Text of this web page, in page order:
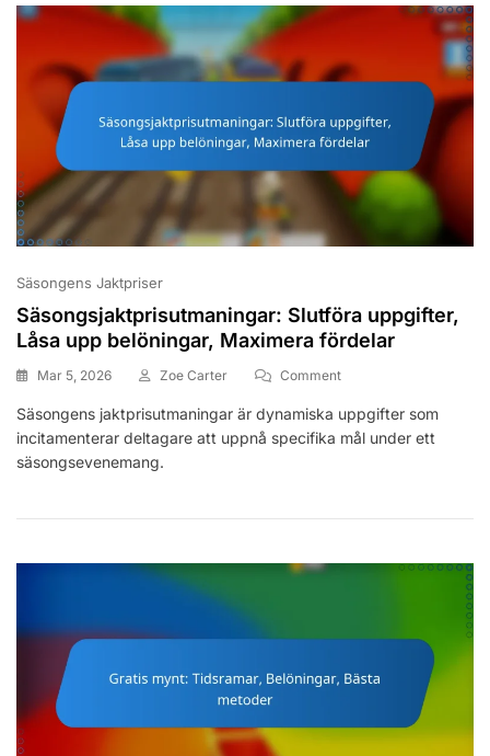
Säsongens Jaktpriser
Säsongsjaktprisutmaningar: Slutföra uppgifter,
Låsa upp belöningar, Maximera fördelar
Mar 5, 2026 Zoe Carter CommentOn
Slutföra
Uppgifter,
Maximera
Säsongens jaktprisutmaningar är dynamiska uppgifter som
incitamenterar deltagare att uppnå specifika mål under ett
säsongsevenemang.